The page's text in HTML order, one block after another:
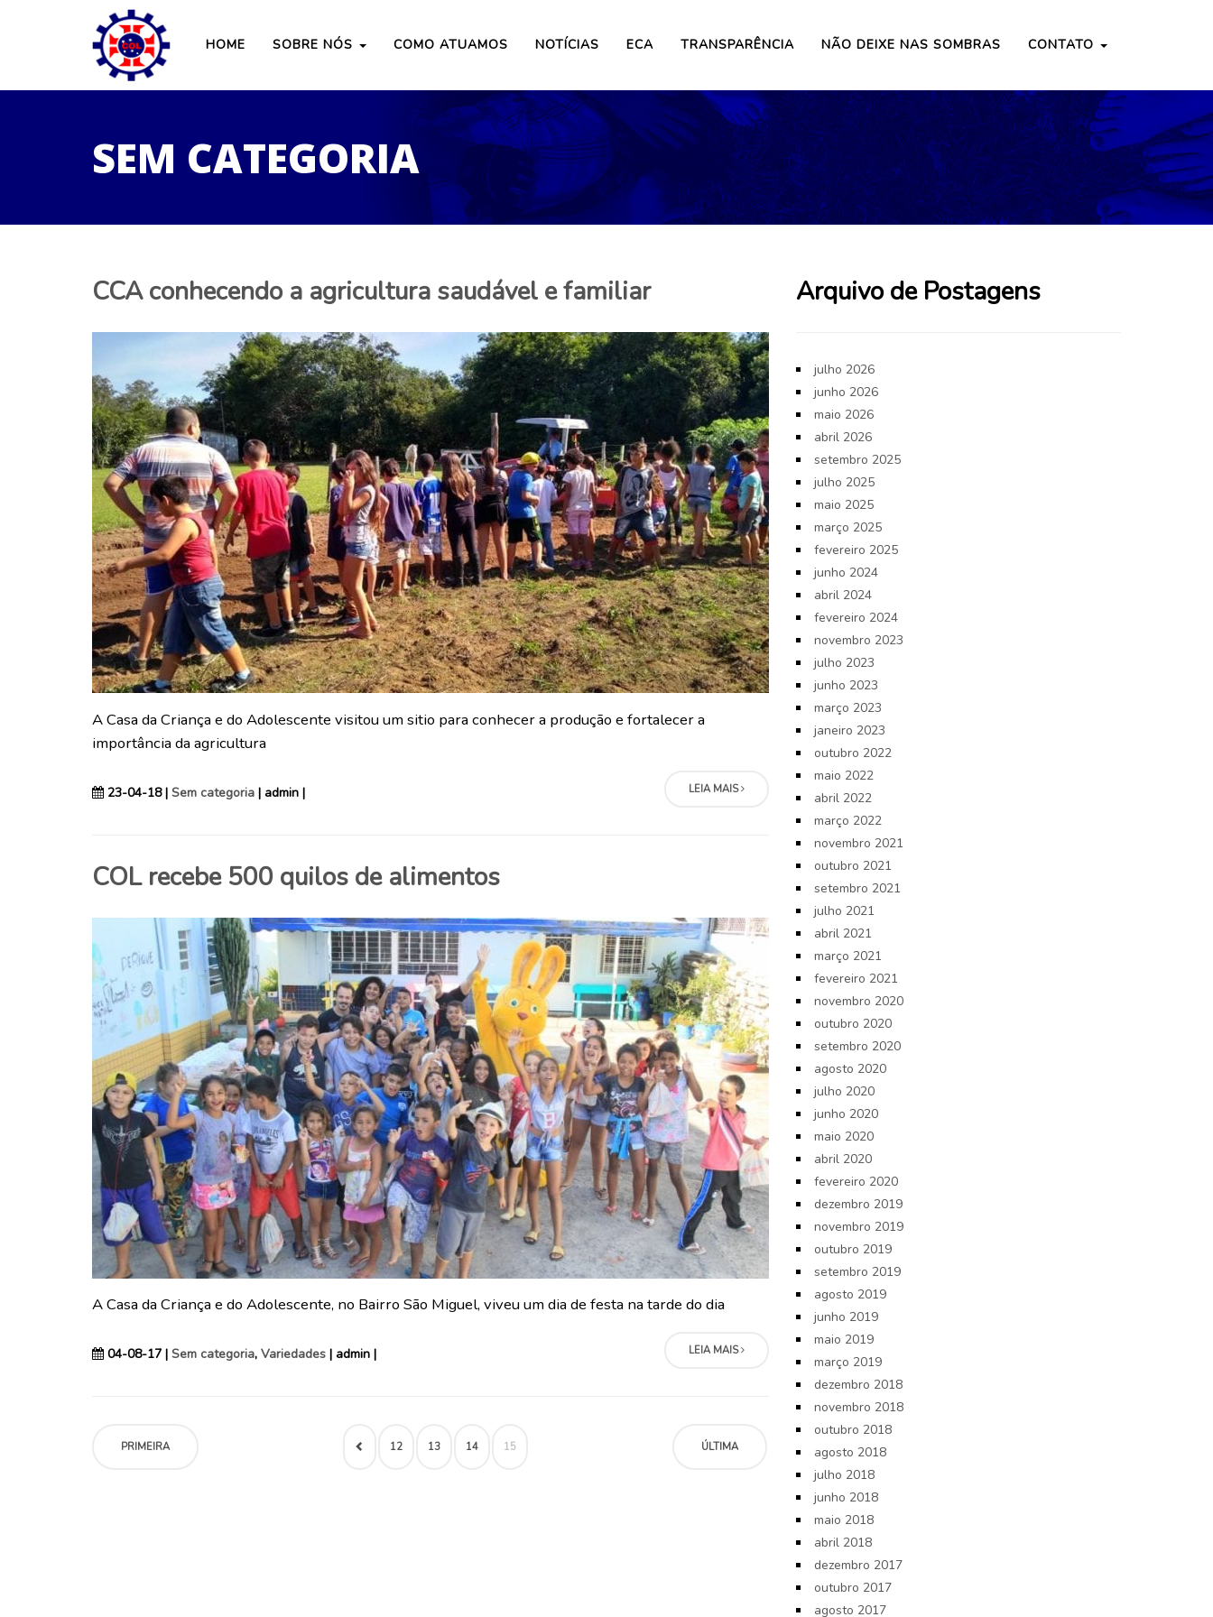
HOME SOBRE NÓS COMO ATUAMOS NOTÍCIAS ECA TRANSPARÊNCIA NÃO DEIXE NAS SOMBRAS CONTATO
SEM CATEGORIA
CCA conhecendo a agricultura saudável e familiar
A Casa da Criança e do Adolescente visitou um sitio para conhecer a produção e fortalecer a
importância da agricultura
23-04-18 | Sem categoria | admin | LEIA MAIS
COL recebe 500 quilos de alimentos
A Casa da Criança e do Adolescente, no Bairro São Miguel, viveu um dia de festa na tarde do dia
04-08-17 | Sem categoria, Variedades | admin | LEIA MAIS
PRIMEIRA 12 13 14 15 ÚLTIMA
Arquivo de Postagens
julho 2026
junho 2026
maio 2026
abril 2026
setembro 2025
julho 2025
maio 2025
março 2025
fevereiro 2025
junho 2024
abril 2024
fevereiro 2024
novembro 2023
julho 2023
junho 2023
março 2023
janeiro 2023
outubro 2022
maio 2022
abril 2022
março 2022
novembro 2021
outubro 2021
setembro 2021
julho 2021
abril 2021
março 2021
fevereiro 2021
novembro 2020
outubro 2020
setembro 2020
agosto 2020
julho 2020
junho 2020
maio 2020
abril 2020
fevereiro 2020
dezembro 2019
novembro 2019
outubro 2019
setembro 2019
agosto 2019
junho 2019
maio 2019
março 2019
dezembro 2018
novembro 2018
outubro 2018
agosto 2018
julho 2018
junho 2018
maio 2018
abril 2018
dezembro 2017
outubro 2017
agosto 2017